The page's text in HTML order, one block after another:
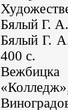
Бялый Г.
Бялый Г.
400 с.